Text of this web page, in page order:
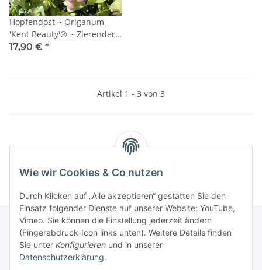
Hopfendost ~ Origanum
'Kent Beauty'® ~ Zierender
Oregano – romantischer
17,90 € *
Artikel 1 - 3 von 3
Gesetzliche Informationen
Wie wir Cookies & Co nutzen
Durch Klicken auf „Alle akzeptieren“ gestatten Sie den
Einsatz folgender Dienste auf unserer Website: YouTube,
Vimeo. Sie können die Einstellung jederzeit ändern
(Fingerabdruck-Icon links unten). Weitere Details finden
Sie unter Konfigurieren und in unserer
Datenschutzerklärung.